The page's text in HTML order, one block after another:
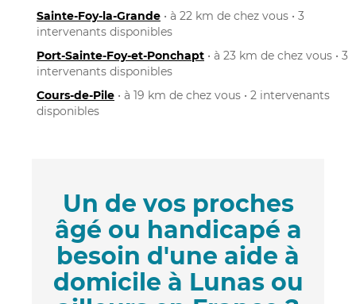
Sainte-Foy-la-Grande • à 22 km de chez vous • 3
intervenants disponibles
Port-Sainte-Foy-et-Ponchapt • à 23 km de chez vous • 3
intervenants disponibles
Cours-de-Pile • à 19 km de chez vous • 2 intervenants
disponibles
Un de vos proches
âgé ou handicapé a
besoin d'une aide à
domicile à Lunas ou